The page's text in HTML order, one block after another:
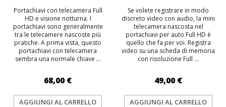
Portachiavi con telecamera Full
HD e visione notturna. I
portachiavi sono generalmente
tra le telecamere nascoste più
pratiche. A prima vista, questo
portachiavi con telecamera
sembra una normale chiave ...
68,00 €
AGGIUNGI AL CARRELLO
Se volete registrare in modo
discreto video con audio, la mini
telecamera nascosta nel
portachiavi per auto Full HD è
quello che fa per voi. Registra
video su una scheda di memoria
con risoluzione Full ...
49,00 €
AGGIUNGI AL CARRELLO